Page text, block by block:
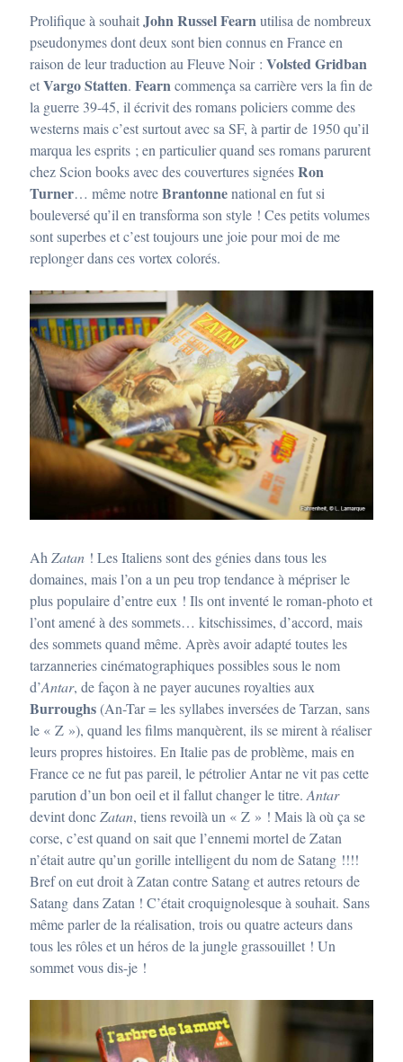
Prolifique à souhaitJohn Russel Fearnutilisa de nombreux
pseudonymes dont deux sont bien connus en France en
raison de leur traduction au Fleuve Noir : Volsted Gridban
etVargo Statten. Fearncommença sa carrière vers la fin de
la guerre 39-45, il écrivit des romans policiers comme des
westerns mais c’est surtout avec sa SF, à partir de 1950 qu’il
marqua les esprits ; en particulier quand ses romans parurent
chez Scion books avec des couvertures signéesRon
Turner… même notreBrantonnenational en fut si
bouleversé qu’il en transforma son style ! Ces petits volumes
sont superbes et c’est toujours une joie pour moi de me
replonger dans ces vortex colorés.
Ah Zatan ! Les Italiens sont des génies dans tous les
domaines, mais l’on a un peu trop tendance à mépriser le
plus populaire d’entre eux ! Ils ont inventé le roman-photo et
l’ont amené à des sommets… kitschissimes, d’accord, mais
des sommets quand même. Après avoir adapté toutes les
tarzanneries cinématographiques possibles sous le nom
d’Antar, de façon à ne payer aucunes royalties aux
Burroughs(An-Tar = les syllabes inversées de Tarzan, sans
le « Z »), quand les films manquèrent, ils se mirent à réaliser
leurs propres histoires. En Italie pas de problème, mais en
France ce ne fut pas pareil, le pétrolier Antar ne vit pas cette
parution d’un bon oeil et il fallut changer le titre. Antar
devint doncZatan, tiens revoilà un « Z » ! Mais là où ça se
corse, c’est quand on sait que l’ennemi mortel de Zatan
n’était autre qu’un gorille intelligent du nom de Satang !!!!
Bref on eut droit à Zatan contre Satang et autres retours de
Satang dans Zatan ! C’était croquignolesque à souhait. Sans
même parler de la réalisation, trois ou quatre acteurs dans
tous les rôles et un héros de la jungle grassouillet ! Un
sommet vous dis-je !